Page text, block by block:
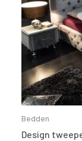
Bedden
Design